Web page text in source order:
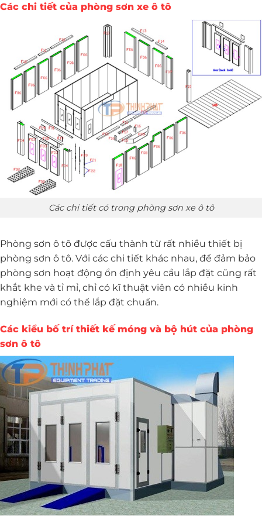
Các chi tiết của phòng sơn xe ô tô
Các chi tiết có trong phòng sơn xe ô tô
Phòng sơn ô tô được cấu thành từ rất nhiều thiết bị
phòng sơn ô tô. Với các chi tiết khác nhau, để đảm bảo
phòng sơn hoạt động ổn định yêu cầu lắp đặt cũng rất
khắt khe và tỉ mỉ, chỉ có kĩ thuật viên có nhiều kinh
nghiệm mới có thể lắp đặt chuẩn.
Các kiểu bố trí thiết kế móng và bộ hút của phòng
sơn ô tô